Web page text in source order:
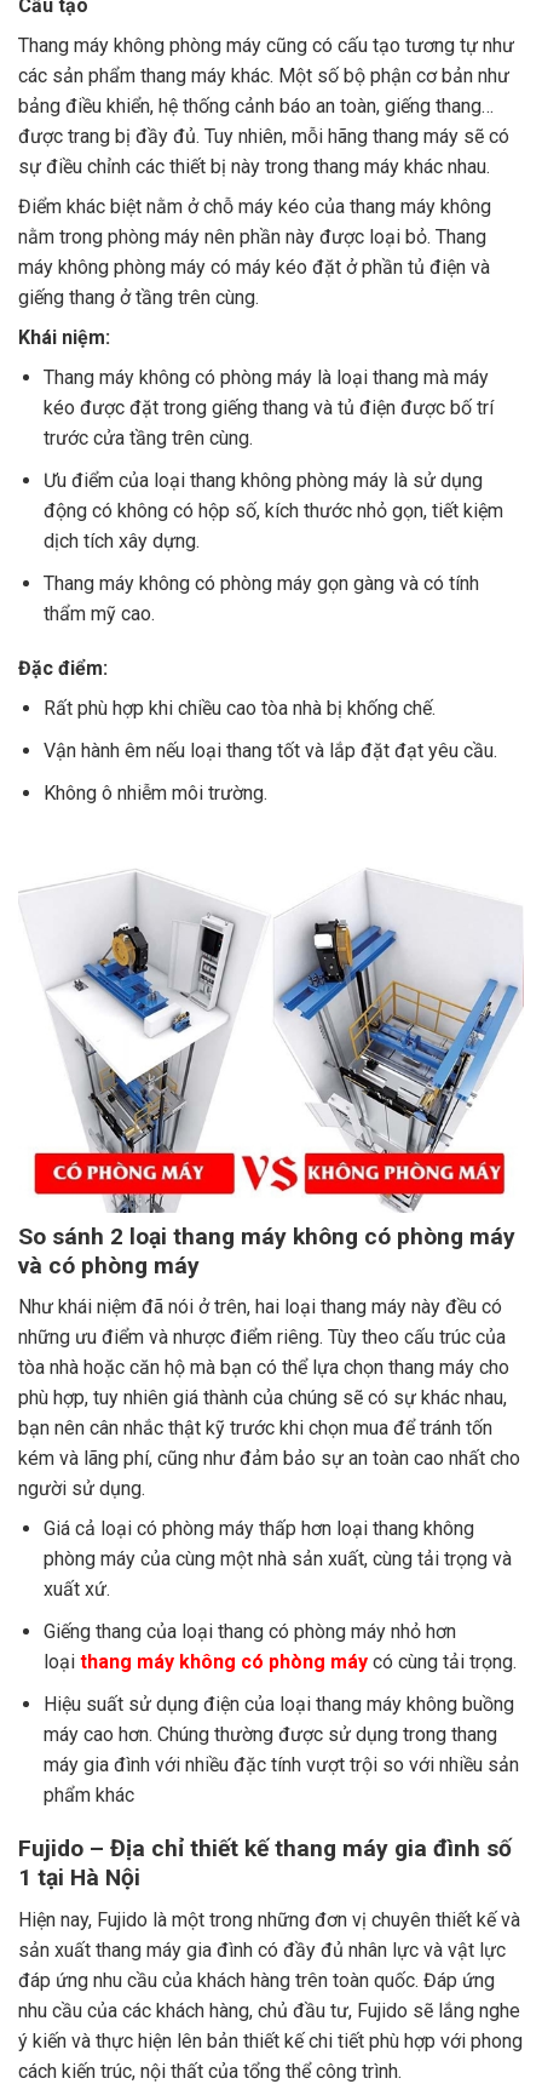
Cấu tạo
Thang máy không phòng máy cũng có cấu tạo tương tự như
các sản phẩm thang máy khác. Một số bộ phận cơ bản như
bảng điều khiển, hệ thống cảnh báo an toàn, giếng thang…
được trang bị đầy đủ. Tuy nhiên, mỗi hãng thang máy sẽ có
sự điều chỉnh các thiết bị này trong thang máy khác nhau.
Điểm khác biệt nằm ở chỗ máy kéo của thang máy không
nằm trong phòng máy nên phần này được loại bỏ. Thang
máy không phòng máy có máy kéo đặt ở phần tủ điện và
giếng thang ở tầng trên cùng.
Khái niệm:
Thang máy không có phòng máy là loại thang mà máy
kéo được đặt trong giếng thang và tủ điện được bố trí
trước cửa tầng trên cùng.
Ưu điểm của loại thang không phòng máy là sử dụng
động có không có hộp số, kích thước nhỏ gọn, tiết kiệm
dịch tích xây dựng.
Thang máy không có phòng máy gọn gàng và có tính
thẩm mỹ cao.
Đặc điểm:
Rất phù hợp khi chiều cao tòa nhà bị khống chế.
Vận hành êm nếu loại thang tốt và lắp đặt đạt yêu cầu.
Không ô nhiễm môi trường.
So sánh 2 loại thang máy không có phòng máy
và có phòng máy
Như khái niệm đã nói ở trên, hai loại thang máy này đều có
những ưu điểm và nhược điểm riêng. Tùy theo cấu trúc của
tòa nhà hoặc căn hộ mà bạn có thể lựa chọn thang máy cho
phù hợp, tuy nhiên giá thành của chúng sẽ có sự khác nhau,
bạn nên cân nhắc thật kỹ trước khi chọn mua để tránh tốn
kém và lãng phí, cũng như đảm bảo sự an toàn cao nhất cho
người sử dụng.
Giá cả loại có phòng máy thấp hơn loại thang không
phòng máy của cùng một nhà sản xuất, cùng tải trọng và
xuất xứ.
Giếng thang của loại thang có phòng máy nhỏ hơn
loại thang máy không có phòng máycó cùng tải trọng.
Hiệu suất sử dụng điện của loại thang máy không buồng
máy cao hơn. Chúng thường được sử dụng trong thang
máy gia đình với nhiều đặc tính vượt trội so với nhiều sản
phẩm khác
Fujido – Địa chỉ thiết kế thang máy gia đình số
1 tại Hà Nội
Hiện nay, Fujido là một trong những đơn vị chuyên thiết kế và
sản xuất thang máy gia đình có đầy đủ nhân lực và vật lực
đáp ứng nhu cầu của khách hàng trên toàn quốc. Đáp ứng
nhu cầu của các khách hàng, chủ đầu tư, Fujido sẽ lắng nghe
ý kiến và thực hiện lên bản thiết kế chi tiết phù hợp với phong
cách kiến trúc, nội thất của tổng thể công trình.